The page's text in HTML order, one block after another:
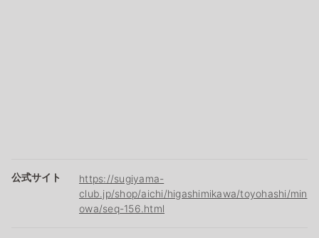
公式サイト
https://sugiyama-
club.jp/shop/aichi/higashimikawa/toyohashi/min
owa/seq-156.html